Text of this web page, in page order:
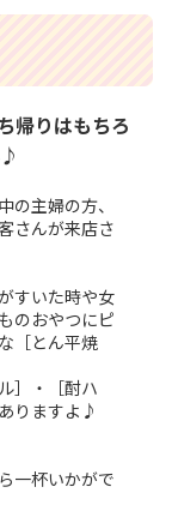
帰りはもちろ
主婦の方、
さんが来店さ
すいた時や女
のおやつにピ
［とん平焼
］・［酎ハ
りますよ♪
一杯いかがで